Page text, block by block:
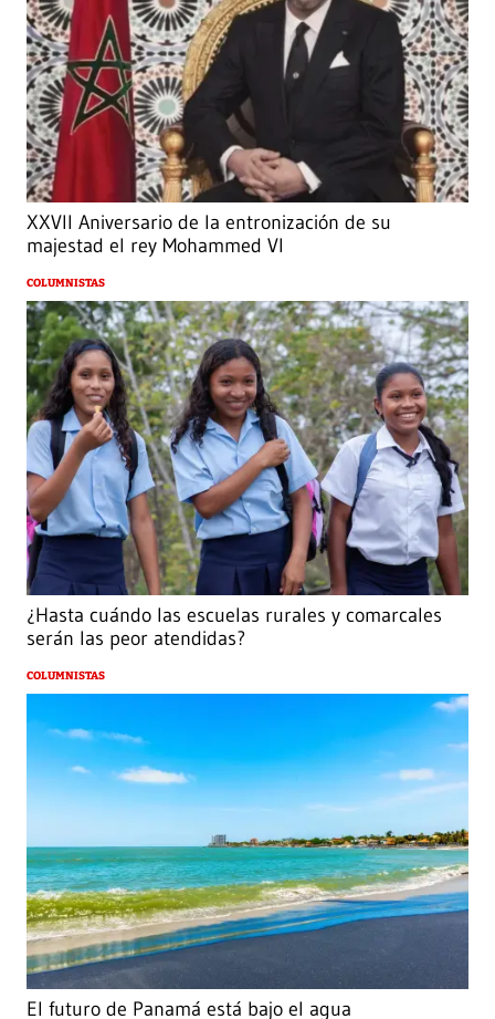
XXVII Aniversario de la entronización de su
majestad el rey Mohammed VI
COLUMNISTAS
¿Hasta cuándo las escuelas rurales y comarcales
serán las peor atendidas?
COLUMNISTAS
El futuro de Panamá está bajo el agua